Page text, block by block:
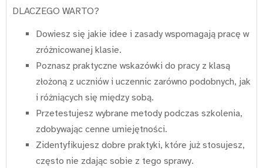
DLACZEGO WARTO?
Dowiesz się jakie idee i zasady wspomagają pracę w
zróżnicowanej klasie.
Poznasz praktyczne wskazówki do pracy z klasą
złożoną z uczniów i uczennic zarówno podobnych, jak
i różniących się między sobą.
Przetestujesz wybrane metody podczas szkolenia,
zdobywając cenne umiejętności.
Zidentyfikujesz dobre praktyki, które już stosujesz,
często nie zdając sobie z tego sprawy.